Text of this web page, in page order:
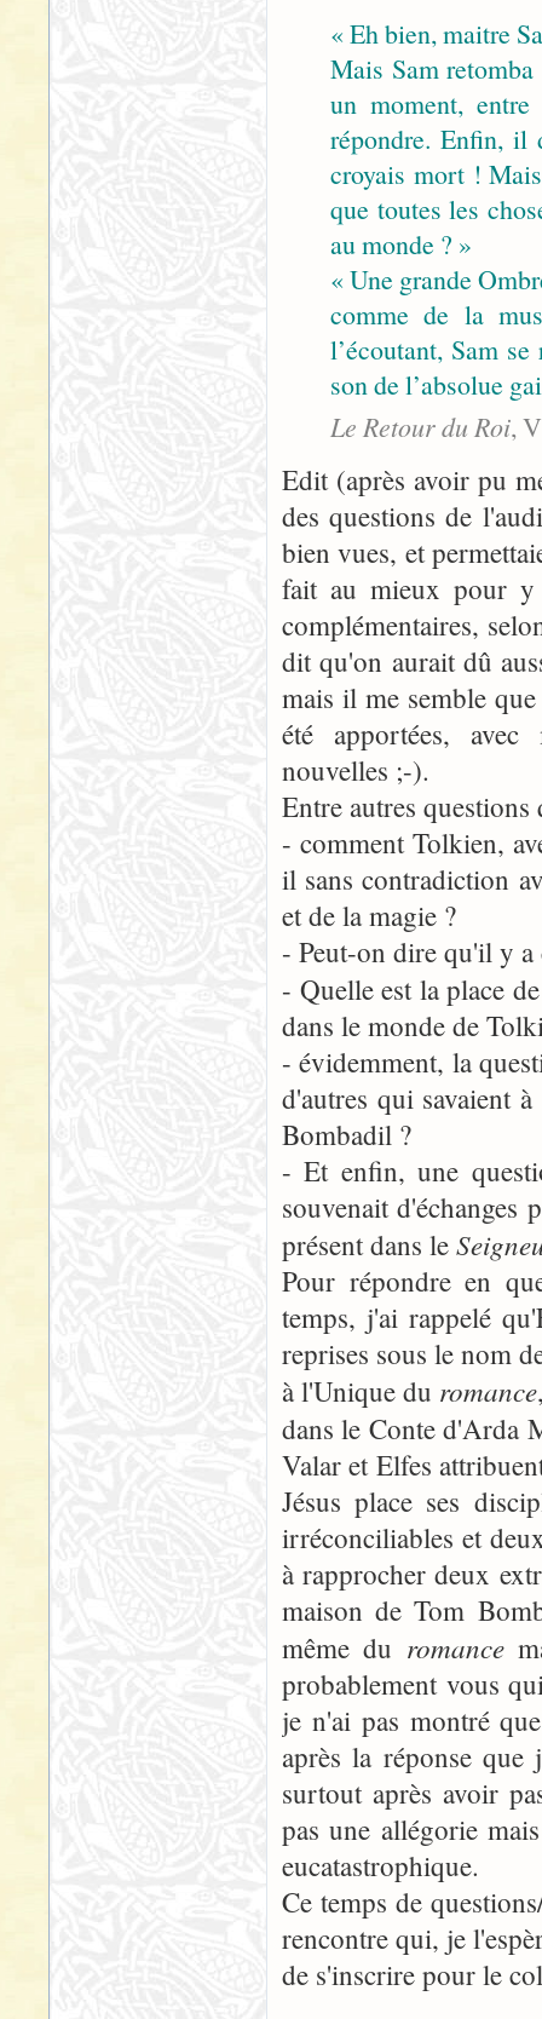
« Eh bien, maitre
Mais Sam
un moment,
répondre. Enfin, il
croyais mort !
que toutes les
au monde ? »
« Une grande
comme de la
l’écoutant, Sam
son de l’absolue
Le Retour du Roi,
Edit (après avoir pu
des questions de
bien vues, et
fait au mieux pour y
complémentaires,
dit qu'on aurait dû
mais il me semble
été apportées,
nouvelles ;-).
Entre autres
- comment Tolkien,
il sans contradiction
et de la magie ?
- Peut-on dire qu'il y a
- Quelle est la place
dans le monde de
- évidemment, la
d'autres qui savaient
Bombadil ?
- Et enfin, une
souvenait d'échanges
présent dans le
Pour répondre en
temps, j'ai rappelé
reprises sous le nom
à l'Unique du romance
dans le Conte d'Arda
Valar et Elfes
Jésus place ses
irréconciliables et
à rapprocher deux
maison de Tom
même du romance
probablement vous
je n'ai pas montré
après la réponse que
surtout après avoir
pas une allégorie
eucatastrophique.
Ce temps de
rencontre qui, je
de s'inscrire pour le